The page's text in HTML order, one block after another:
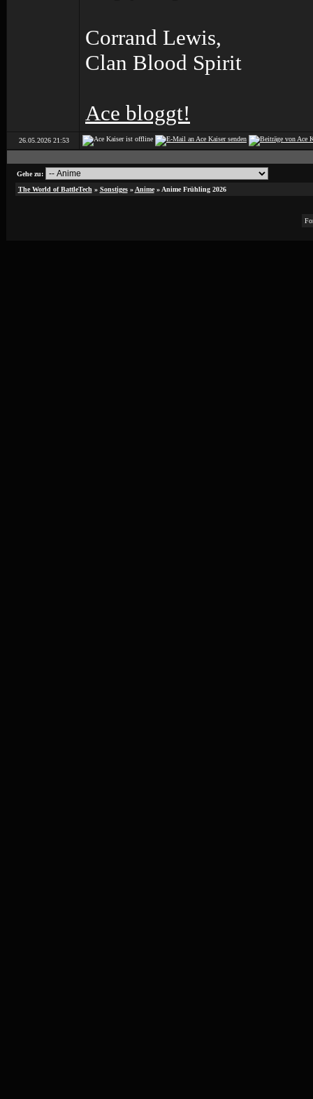
Corrand Lewis,
Clan Blood Spirit
Ace bloggt!
26.05.2026 21:53
Gehe zu:
The World of BattleTech » Sonstiges» Anime» Anime Frühling 2026